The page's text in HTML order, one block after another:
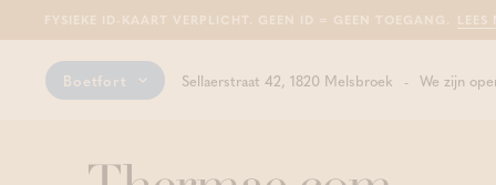
FYSIEKE ID-KAART VERPLICHT. GEEN ID = GEEN TOEGANG. LEES
Boetfort Sellaerstraat 42, 1820 Melsbroek We zijn